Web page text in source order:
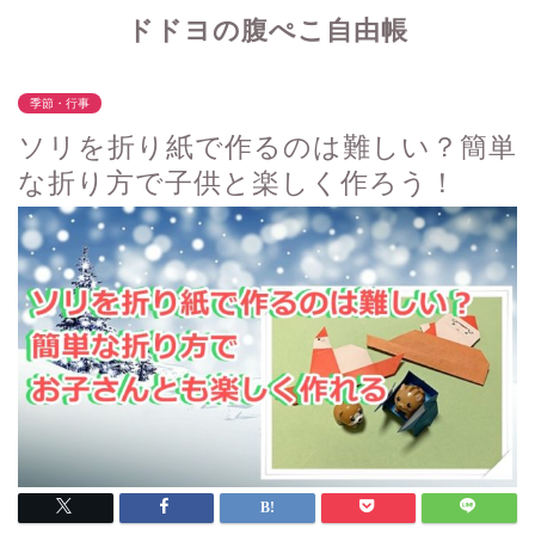
ドドヨの腹ぺこ自由帳
季節・行事
ソリを折り紙で作るのは難しい？簡単
な折り方で子供と楽しく作ろう！